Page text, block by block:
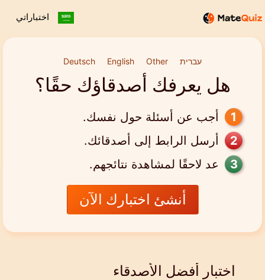
اختباراتي
עברית Deutsch English Other
هل يعرفك أصدقاؤك حقًا؟
أجب عن أسئلة حول نفسك.
أرسل الرابط إلى أصدقائك.
عد لاحقًا لمشاهدة نتائجهم.
أنشئ اختبارك الآن
اختبار أفضل الأصدقاء